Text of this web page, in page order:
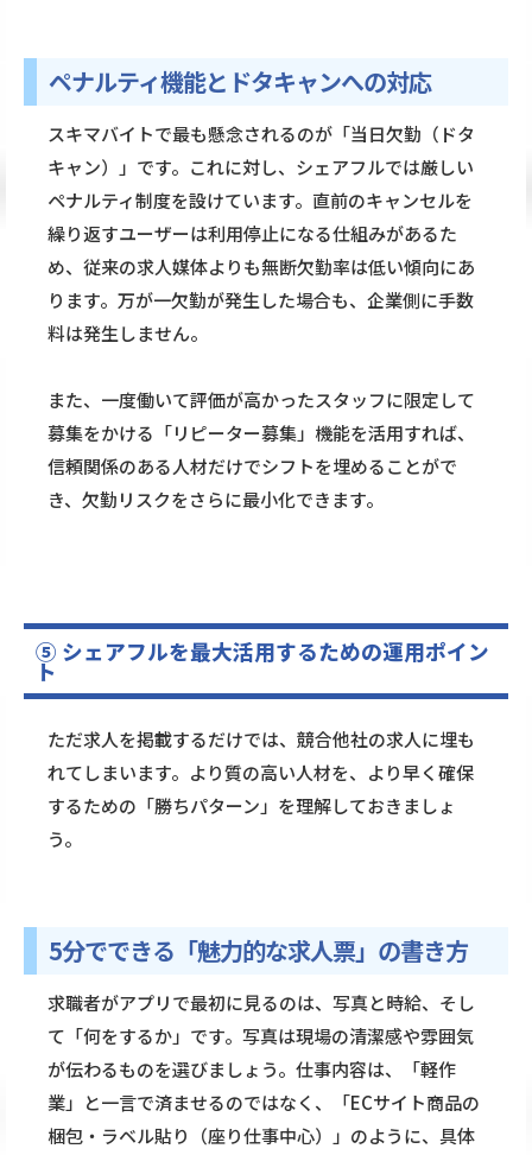
ペナルティ機能とドタキャンへの対応
スキマバイトで最も懸念されるのが「当日欠勤（ドタ
キャン）」です。これに対し、シェアフルでは厳しい
ペナルティ制度を設けています。直前のキャンセルを
繰り返すユーザーは利用停止になる仕組みがあるた
め、従来の求人媒体よりも無断欠勤率は低い傾向にあ
ります。万が一欠勤が発生した場合も、企業側に手数
料は発生しません。
また、一度働いて評価が高かったスタッフに限定して
募集をかける「リピーター募集」機能を活用すれば、
信頼関係のある人材だけでシフトを埋めることがで
き、欠勤リスクをさらに最小化できます。
⑤ シェアフルを最大活用するための運用ポイン
ト
ただ求人を掲載するだけでは、競合他社の求人に埋も
れてしまいます。より質の高い人材を、より早く確保
するための「勝ちパターン」を理解しておきましょ
う。
5分でできる「魅力的な求人票」の書き方
求職者がアプリで最初に見るのは、写真と時給、そし
て「何をするか」です。写真は現場の清潔感や雰囲気
が伝わるものを選びましょう。仕事内容は、「軽作
業」と一言で済ませるのではなく、「ECサイト商品の
梱包・ラベル貼り（座り仕事中心）」のように、具体